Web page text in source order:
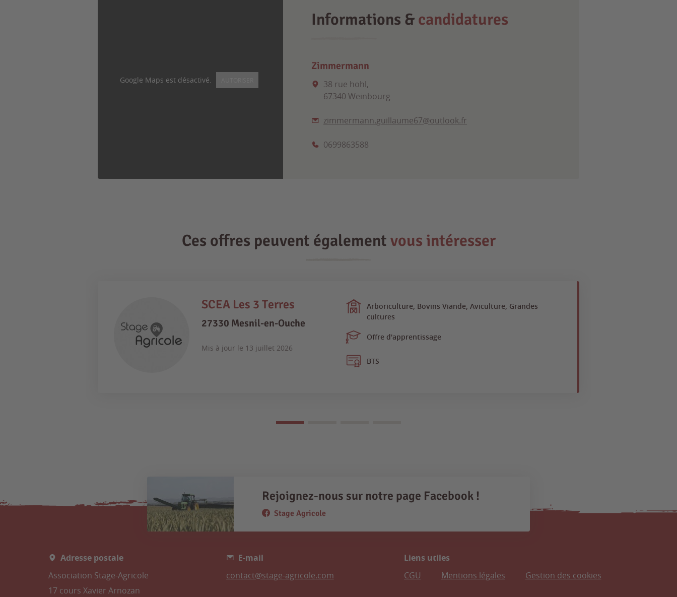
Informations & candidatures
Zimmermann
38 rue hohl,
67340 Weinbourg
zimmermann.guillaume67@outlook.fr
0699863588
Google Maps est désactivé.
Ces offres peuvent également vous intéresser
SCEA Les 3 Terres
27330 Mesnil-en-Ouche
Mis à jour le 13 juillet 2026
Arboriculture, Bovins Viande, Aviculture, Grandes
cultures
Offre d'apprentissage
BTS
Rejoignez-nous sur notre page Facebook !
Stage Agricole
Adresse postale
Association Stage-Agricole
17 cours Xavier Arnozan
E-mail
contact@stage-agricole.com
Liens utiles
CGU
Mentions légales Gestion des cookies